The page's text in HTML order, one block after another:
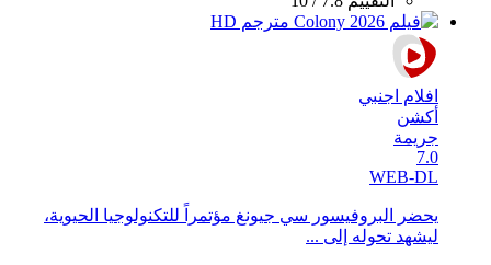
افلام اجنبي
أكشن
جريمة
7.0
WEB-DL
يحضر البروفيسور سي جيونغ مؤتمراً للتكنولوجيا الحيوية،
ليشهد تحوله إلى ...